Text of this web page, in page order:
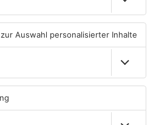
Wo ist Selena Fröhlich aus
Großkrotzenburg?
29.07.2026, 16:32 UHR IN MAIN-